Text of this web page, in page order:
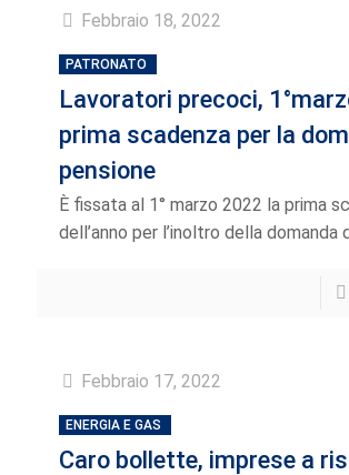
Febbraio 18, 2022
PATRONATO
Lavoratori precoci,
prima scadenza per la
pensione
È fissata al 1° marzo 2022 la prima
dell’anno per l’inoltro della domanda
Febbraio 17, 2022
ENERGIA E GAS
Caro bollette, imprese a